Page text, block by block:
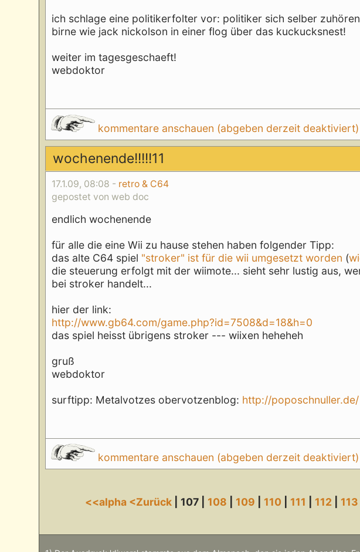
ich schlage eine politikerfolter vor: politiker sich selber
birne wie jack nickolson in einer flog über das kuckucksnest!
weiter im tagesgeschaeft!
webdoktor
kommentare anschauen (abgeben derzeit deaktiviert)
wochenende!!!!!11
17.1.09, 08:08 - retro & C64
gepostet von web doc
endlich wochenende
für alle die eine Wii zu hause stehen haben folgender Tipp:
das alte C64 spiel "stroker" ist für die wii umgesetzt worden (
die steuerung erfolgt mit der wiimote... sieht sehr lustig aus,
bei stroker handelt...
hier der link:
http://www.gb64.com/game.php?id=7508&d=18&h=0
das spiel heisst übrigens stroker --- wiixen heheheh
gruß
webdoktor
surftipp: Metalvotzes obervotzenblog: http://poposchnuller.de/
kommentare anschauen (abgeben derzeit deaktiviert)
<<alpha <Zurück | 107 | 108 109 110| 111 112 113